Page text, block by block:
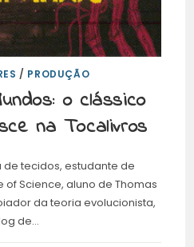
/ PRODUÇÃO
o clássico
na Tocalivros
tecidos, estudante de
of Science, aluno de Thomas
da teoria evolucionista,
de…